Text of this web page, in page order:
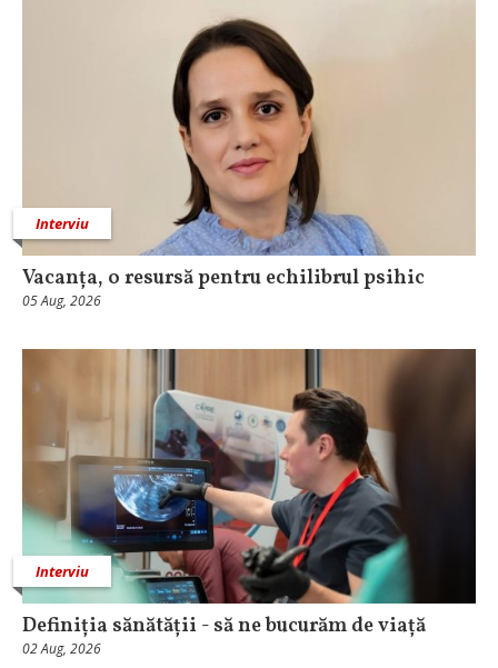
Interviu
Vacanța, o resursă pentru echilibrul psihic
05 Aug, 2026
Interviu
Definiția sănătății - să ne bucurăm de viață
02 Aug, 2026